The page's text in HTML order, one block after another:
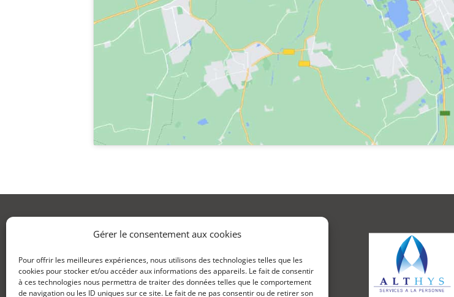
Gérer le consentement aux cookies
Pour offrir les meilleures expériences, nous utilisons des technologies telles que les
cookies pour stocker et/ou accéder aux informations des appareils. Le fait de consentir
à ces technologies nous permettra de traiter des données telles que le comportement
de navigation ou les ID uniques sur ce site. Le fait de ne pas consentir ou de retirer son
HORAIRES
8h-12h
13h-17h